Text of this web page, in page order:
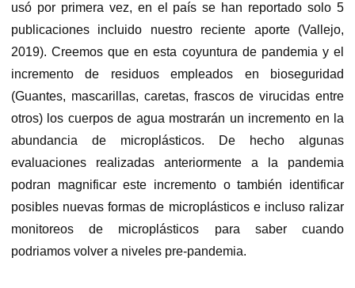
usó por primera vez, en el país se han reportado solo 5
publicaciones incluido nuestro reciente aporte (Vallejo,
2019). Creemos que en esta coyuntura de pandemia y el
incremento de residuos empleados en bioseguridad
(Guantes, mascarillas, caretas, frascos de virucidas entre
otros) los cuerpos de agua mostrarán un incremento en la
abundancia de microplásticos. De hecho algunas
evaluaciones realizadas anteriormente a la pandemia
podran magnificar este incremento o también identificar
posibles nuevas formas de microplásticos e incluso ralizar
monitoreos de microplásticos para saber cuando
podriamos volver a niveles pre-pandemia.